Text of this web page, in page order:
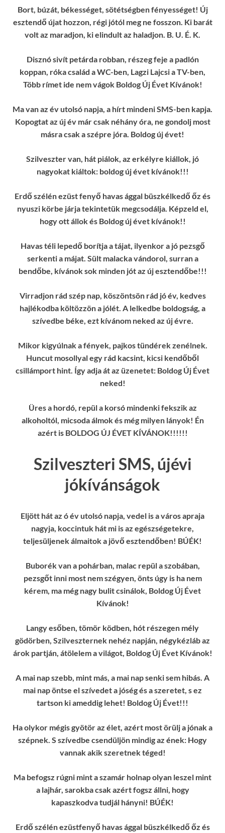
Bort, búzát, békességet, sötétségben fényességet! Új
esztendő újat hozzon, régi jótól meg ne fosszon. Ki barát
volt az maradjon, ki elindult az haladjon. B. U. É. K.
Disznó sivít petárda robban, részeg feje a padlón
koppan, róka család a WC-ben, Lagzi Lajcsi a TV-ben,
Több rímet ide nem vágok Boldog Új Évet Kívánok!
Ma van az év utolsó napja, a hírt mindeni SMS-ben kapja.
Kopogtat az új év már csak néhány óra, ne gondolj most
másra csak a szépre jóra. Boldog új évet!
Szilveszter van, hát piálok, az erkélyre kiállok, jó
nagyokat kiáltok: boldog új évet kívánok!!!
Erdő szélén ezüst fenyő havas ággal büszkélkedő őz és
nyuszi körbe járja tekintetük megcsodálja. Képzeld el,
hogy ott állok és Boldog új évet kívánok!!
Havas téli lepedő borítja a tájat, ilyenkor a jó pezsgő
serkenti a májat. Sült malacka vándorol, surran a
bendőbe, kívánok sok minden jót az új esztendőbe!!!
Virradjon rád szép nap, köszöntsön rád jó év, kedves
hajlékodba költözzön a jólét. A lelkedbe boldogság, a
szívedbe béke, ezt kívánom neked az új évre.
Mikor kigyúlnak a fények, pajkos tündérek zenélnek.
Huncut mosollyal egy rád kacsint, kicsi kendőből
csillámport hint. Így adja át az üzenetet: Boldog Új Évet
neked!
Üres a hordó, repül a korsó mindenki fekszik az
alkoholtól, micsoda álmok és még milyen lányok! Én
azért is BOLDOG ÚJ ÉVET KÍVÁNOK!!!!!!
Szilveszteri SMS, újévi
jókívánságok
Eljött hát az ó év utolsó napja, vedel is a város apraja
nagyja, koccintuk hát mi is az egészségetekre,
teljesüljenek álmaitok a jövő esztendőben! BÚÉK!
Buborék van a pohárban, malac repül a szobában,
pezsgőt inni most nem szégyen, önts úgy is ha nem
kérem, ma még nagy bulit csinálok, Boldog Új Évet
Kívánok!
Langy esőben, tömör ködben, hót részegen mély
gödörben, Szilveszternek nehéz napján, négykézláb az
árok partján, átölelem a világot, Boldog Új Évet Kívánok!
A mai nap szebb, mint más, a mai nap senki sem hibás. A
mai nap öntse el szívedet a jóség és a szeretet, s ez
tartson ki ameddig lehet! Boldog Új Évet!!!
Ha olykor mégis gyötör az élet, azért most örülj a jónak a
szépnek. S szívedbe csendüljön mindig az ének: Hogy
vannak akik szeretnek téged!
Ma befogsz rúgni mint a szamár holnap olyan leszel mint
a lajhár, sarokba csak azért fogsz állni, hogy
kapaszkodva tudjál hányni! BÚÉK!
Erdő szélén ezüstfenyő havas ággal büszkélkedő őz és